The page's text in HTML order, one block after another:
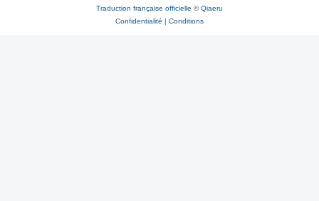
Traduction française officielle ©Qiaeru
Confidentialité | Conditions